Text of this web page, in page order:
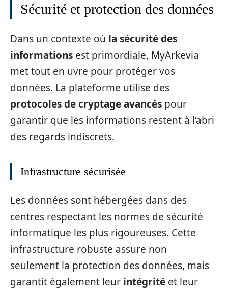
Sécurité et protection des données
Dans un contexte où la sécurité des
informations est primordiale, MyArkevia
met tout en uvre pour protéger vos
données. La plateforme utilise des
protocoles de cryptage avancés pour
garantir que les informations restent à l’abri
des regards indiscrets.
Infrastructure sécurisée
Les données sont hébergées dans des
centres respectant les normes de sécurité
informatique les plus rigoureuses. Cette
infrastructure robuste assure non
seulement la protection des données, mais
garantit également leur intégrité et leur